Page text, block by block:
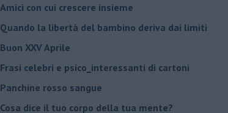
​Amici con cui crescere insieme
​Quando la libertà del bambino deriva dai limiti
Buon XXV Aprile
​Frasi celebri e psico_interessanti di cartoni
​Panchine rosso sangue
​Cosa dice il tuo corpo della tua mente?